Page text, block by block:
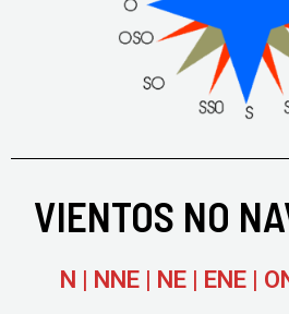
VIENTOS NO
N | NNE | NE | ENE |